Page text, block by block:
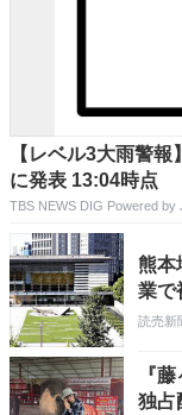
【レベル3大雨警
に発表 13:04時点
TBS NEWS DIG Powered by
熊本
業で
読売新
『
独